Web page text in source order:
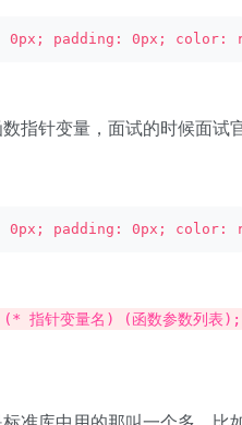
padding: 0px; color:
指针变量，面试的时候面试
padding: 0px; color:
(* 指针变量名) (函数参数列表);